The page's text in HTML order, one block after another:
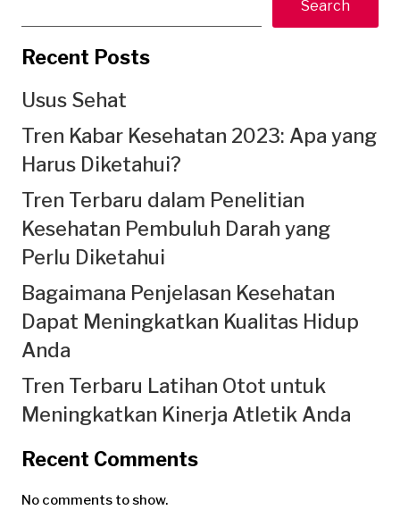
Search
Recent Posts
Usus Sehat
Tren Kabar Kesehatan 2023: Apa yang
Harus Diketahui?
Tren Terbaru dalam Penelitian
Kesehatan Pembuluh Darah yang
Perlu Diketahui
Bagaimana Penjelasan Kesehatan
Dapat Meningkatkan Kualitas Hidup
Anda
Tren Terbaru Latihan Otot untuk
Meningkatkan Kinerja Atletik Anda
Recent Comments
No comments to show.